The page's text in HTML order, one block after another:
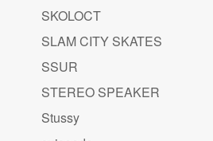
SKOLOCT
SLAM CITY SKATES
SSUR
STEREO SPEAKER
Stussy